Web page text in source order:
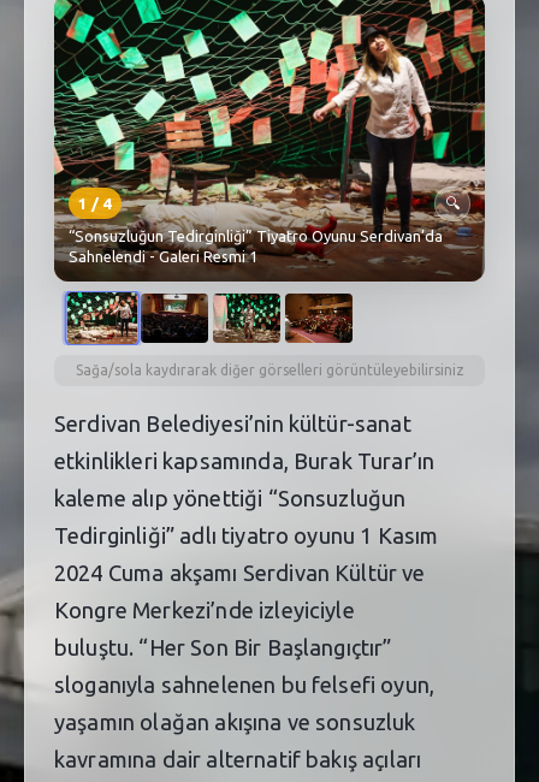
1 /4
🔍
“Sonsuzluğun Tedirginliği” Tiyatro Oyunu Serdivan’da
Sahnelendi - Galeri Resmi 1
Sağa/sola kaydırarak diğer görselleri görüntüleyebilirsiniz
Serdivan Belediyesi’nin kültür-sanat
etkinlikleri kapsamında, Burak Turar’ın
kaleme alıp yönettiği “Sonsuzluğun
Tedirginliği” adlı tiyatro oyunu 1 Kasım
2024 Cuma akşamı Serdivan Kültür ve
Kongre Merkezi’nde izleyiciyle
buluştu. “Her Son Bir Başlangıçtır”
sloganıyla sahnelenen bu felsefi oyun,
yaşamın olağan akışına ve sonsuzluk
kavramına dair alternatif bakış açıları
SEBİK
E NÖBETÇI ECZANELER
SABSIS - AFET
TRAFIKPARK
KÜREK
PARKLAR
PAZAR YERLERI